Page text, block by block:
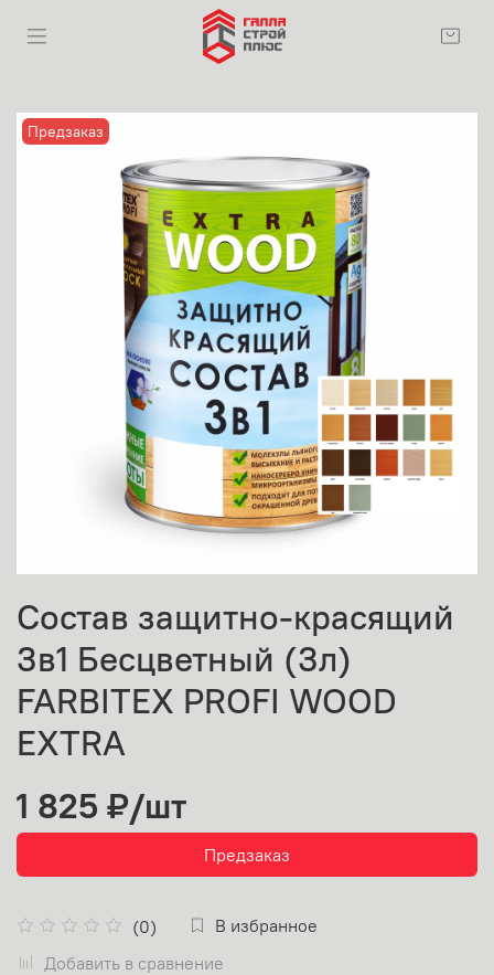
Предзаказ
Состав защитно-красящий
3в1 Бесцветный (3л)
FARBITEX PROFI WOOD
EXTRA
(0)
В избранное
Добавить в сравнение
1 825 ₽/шт
Предзаказ